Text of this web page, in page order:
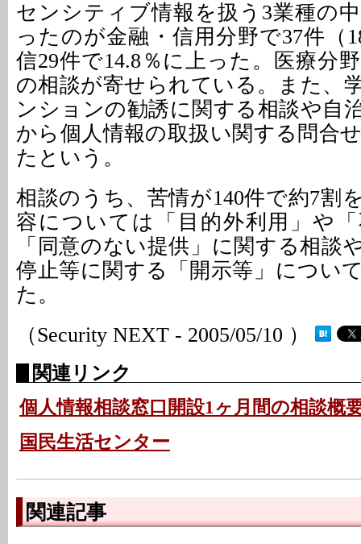
センシティブ情報を扱う3業種の
ったのが金融・信用分野で37件（
信29件で14.8％に上った。医療分
の相談が寄せられている。また、
ンションの勧誘に関する相談や自
から個人情報の取扱い関する問合
たという。
相談のうち、苦情が140件で約7割
容については「目的外利用」や
「同意のない提供」に関する相談
停止等に関する「開示等」につい
た。
（Security NEXT - 2005/05/10 ）
関連リンク
個人情報相談窓口開設1ヶ月間の相談概
国民生活センター
関連記事